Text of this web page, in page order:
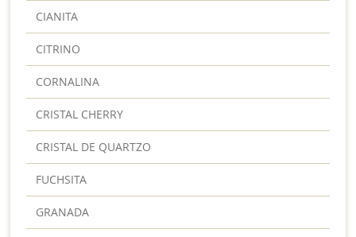
CIANITA
CITRINO
CORNALINA
CRISTAL CHERRY
CRISTAL DE QUARTZO
FUCHSITA
GRANADA